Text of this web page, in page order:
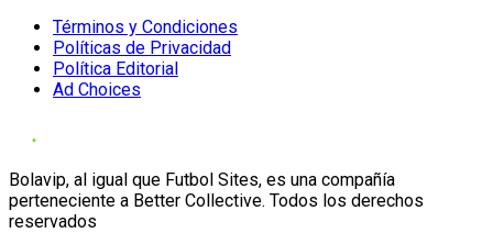
Términos y Condiciones
Políticas de Privacidad
Política Editorial
Ad Choices
Bolavip, al igual que Futbol Sites, es una compañía
perteneciente a Better Collective. Todos los derechos
reservados